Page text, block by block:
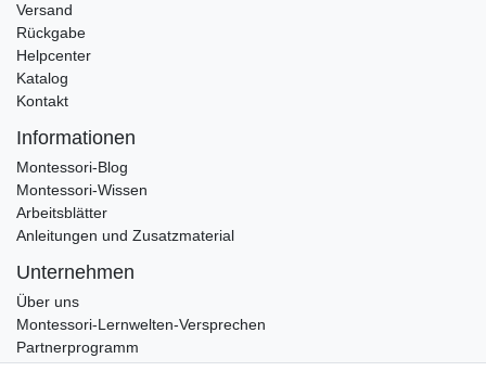
Versand
Rückgabe
Helpcenter
Katalog
Kontakt
Informationen
Montessori-Blog
Montessori-Wissen
Arbeitsblätter
Anleitungen und Zusatzmaterial
Unternehmen
Über uns
Montessori-Lernwelten-Versprechen
Partnerprogramm